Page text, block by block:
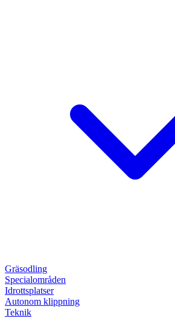
Gräsodling
Specialområden
Idrottsplatser
Autonom klippning
Teknik